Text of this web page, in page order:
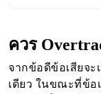
ควร
จากข้อดีข้อเสียจะ
เดียว ในขณะที่ข้อ